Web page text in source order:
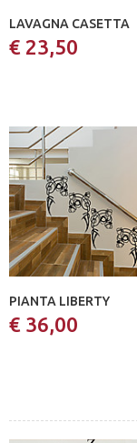
LAVAGNA CASETTA
€ 23,50
PIANTA LIBERTY
€ 36,00